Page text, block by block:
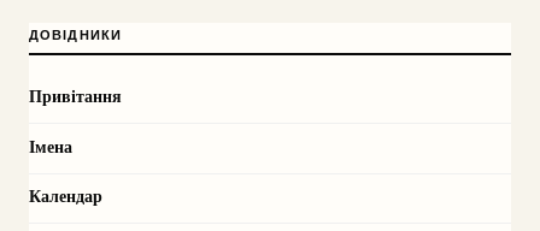
ДОВІДНИКИ
Привітання
Імена
Календар